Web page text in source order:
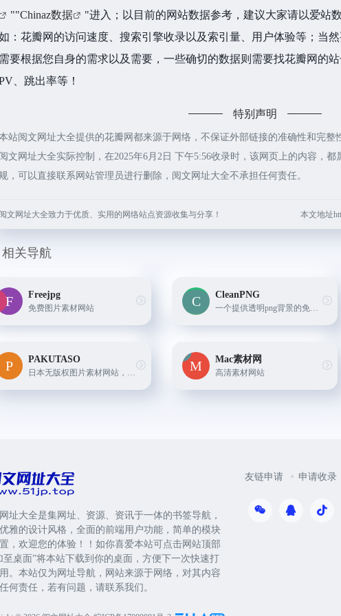
""Chinaz数据
"进入；以目前的网站数据参考，建议大家请以爱站
：花瓣网的访问速度、搜索引擎收录以及索引量、用户体验等；当
需要根据您自身的需求以及需要，一些确切的数据则需要找花瓣网的站
、跳出率等！
特别声明
站阅文网址大全提供的花瓣网都来源于网络，不保证外部链接的准确性和完整
阅文网址大全实际控制，在2025年6月2日 下午5:56收录时，该网页上的内容，
，可以直接联系网站管理员进行删除，阅文网址大全不承担任何责任。
阅文网址大全致力于优质、实用的网络站点资源收集与分享！ 本文地址
相关导航
Freejpg
免费图片素材网站
CleanPNG
一个提供透明png背景的免费图库，收录超过 300 万个透明背景的 PNG 图片，提供 50000 个分类快速检索
PAKUTASO
日本无版权图片素材网站，多个主题分类搜索，和前面介绍的欧美风不同，此网站更适合亚洲人的审美，能感受到日系浪漫和风采。
Mac素材网
高清素材网站
址大全是集网址、资源、资讯于一体的书签导航，
雅的设计风格，全面的前端用户功能，简单的模块
，欢迎您的体验！！如你喜爱本站可点击网站顶部
至桌面”将本站下载到你的桌面，方便下一次快速打
。本站仅为网址导航，网站来源于网络，对其内容
何责任，若有问题，请联系我们。
友链申请 申请收录